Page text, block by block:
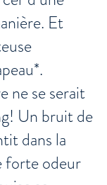
Et
ne se serait
Un bruit de
dans la
forte odeur